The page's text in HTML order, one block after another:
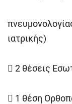
ιατρικής)
 2 θέσεις
 1 θέση